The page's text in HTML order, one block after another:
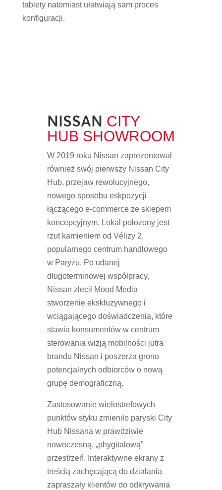
tablety natomiast ułatwiają sam proces
konfiguracji.
NISSAN CITY
HUB SHOWROOM
W 2019 roku Nissan zaprezentował
również swój pierwszy Nissan City
Hub, przejaw rewolucyjnego,
nowego sposobu eskpozycji
łączącego e-commerce ze sklepem
koncepcyjnym. Lokal położony jest
rzut kamieniem od Vélizy 2,
popularnego centrum handlowego
w Paryżu. Po udanej
długoterminowej współpracy,
Nissan zlecił Mood Media
stworzenie ekskluzywnego i
wciągającego doświadczenia, które
stawia konsumentów w centrum
sterowania wizją mobilności jutra
brandu Nissan i poszerza grono
potencjalnych odbiorców o nową
grupę demograficzną.
Zastosowanie wielostrefowych
punktów styku zmieniło paryski City
Hub Nissana w prawdziwie
nowoczesną, „phygitalową”
przestrzeń. Interaktywne ekrany z
treścią zachęcającą do działania
zapraszały klientów do odkrywania